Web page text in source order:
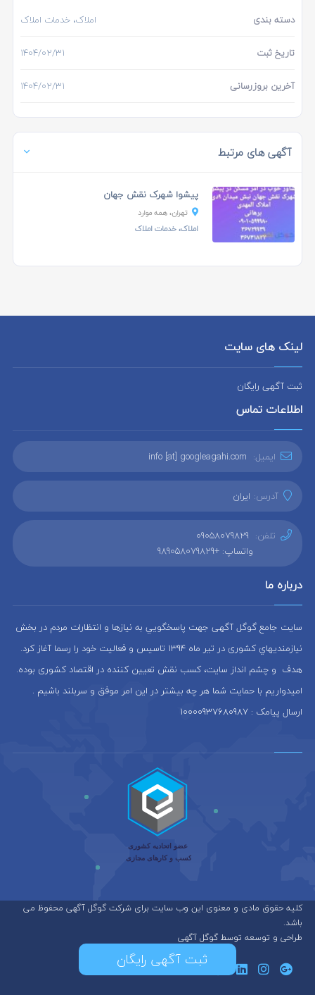
دسته بندی املاک، خدمات املاک
تاریخ ثبت ۱۴۰۴/۰۲/۳۱
آخرین بروزرسانی ۱۴۰۴/۰۲/۳۱
آگهی های مرتبط
پیشوا شهرک نقش جهان
تهران، همه موارد
املاک، خدمات املاک
لینک های سایت
ثبت آگهی رایگان
اطلاعات تماس
ایمیل: info [at] googleagahi.com
آدرس: ایران
تلفن: 09058079829
واتساپ: +989058079829
درباره ما
سایت جامع گوگل آگهی جهت پاسخگويي به نيازها و انتظارات مردم در بخش
نيازمنديهاي کشوری در تير ماه 1394 تاسيس و فعاليت خود را رسما آغاز كرد.
هدف و چشم انداز سایت، كسب نقش تعيين كننده در اقتصاد کشوری بوده.
امیدواریم با حمایت شما هر چه بیشتر در این امر موفق و سربلند باشیم .
ارسال پیامک : 10000937680987
کلیه حقوق مادی و معنوی این وب سایت برای شرکت گوگل آگهی محفوظ می
باشد.
طراحی و توسعه توسط گوگل آگهی
ثبت آگهی رایگان